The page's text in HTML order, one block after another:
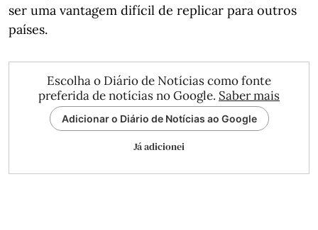
ser uma vantagem difícil de replicar para outros
países.
Escolha o Diário de Notícias como fonte
preferida de notícias no Google. Saber mais
Adicionar o Diário de Notícias ao Google
Já adicionei